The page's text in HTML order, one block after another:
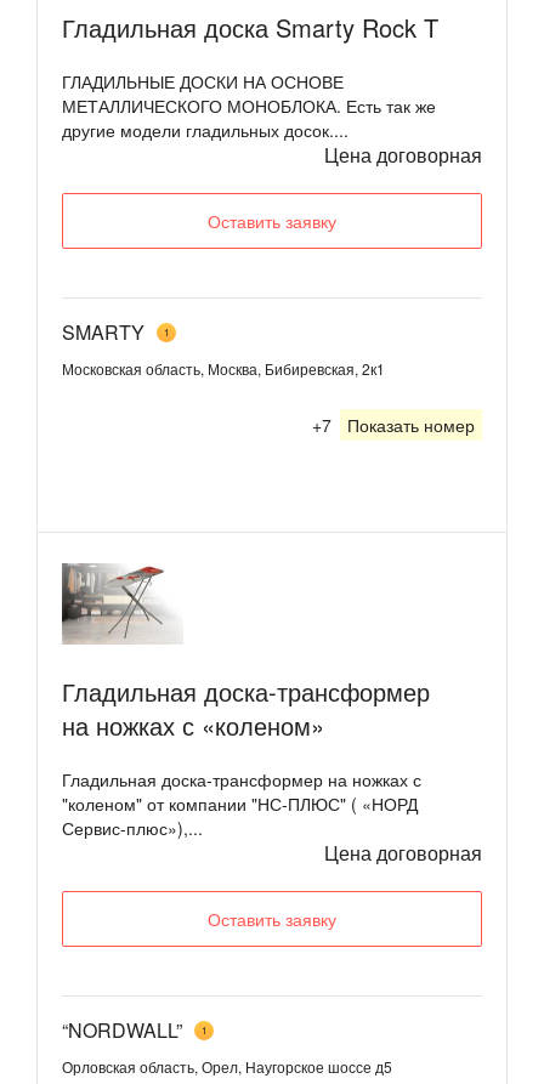
Гладильная доска Smarty Rock T
ГЛАДИЛЬНЫЕ ДОСКИ НА ОСНОВЕ
МЕТАЛЛИЧЕСКОГО МОНОБЛОКА. Есть так же
другие модели гладильных досок....
Цена договорная
Оставить заявку
SMARTY 1
Московская область, Москва, Бибиревская, 2к1
+7 Показать номер
Гладильная доска-трансформер
на ножках с «коленом»
Гладильная доска-трансформер на ножках с
"коленом" от компании "НС-ПЛЮС" ( «НОРД
Сервис-плюс»),...
Цена договорная
Оставить заявку
“NORDWALL” 1
Орловская область, Орел, Наугорское шоссе д5